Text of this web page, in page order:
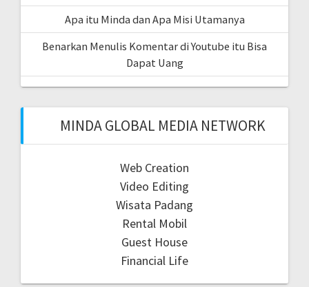
Apa itu Minda dan Apa Misi Utamanya
Benarkan Menulis Komentar di Youtube itu Bisa
Dapat Uang
MINDA GLOBAL MEDIA NETWORK
Web Creation
Video Editing
Wisata Padang
Rental Mobil
Guest House
Financial Life